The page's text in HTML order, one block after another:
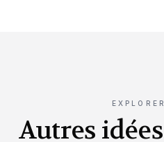
EXPLORER
Autres idées